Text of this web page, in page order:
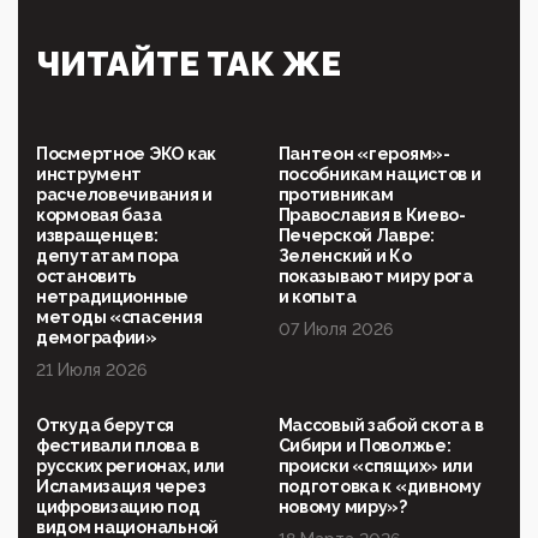
Симулякр патриотизма и благолепия:
профилактика негатива среди молодежи снова
120 лет парламентаризма: как институт
народовластия превратился в «чего изволите» для
Правительства и АП
06:29, 15 Апреля 2026
Социальный фонд России – пионер жесткого
внедрения цифроконцлагеря: работников СФР по
всей стране принуждают ставить MAX ID под
угрозой увольнения
10:02, 10 Апреля 2026
Президент РАН Красников о том, что родители в
ребенка:"...
09:07, 10 Апреля 2026
Ачто, так можно было?Стоило России хоть капельку
показать зубы, отправивроссийский фрегат
Адмир...
ЧИТАЙТЕ ТАК ЖЕ
Посмертное ЭКО как
инструмент
расчеловечивания и
кормовая база
извращенцев:
депутатам пора
остановить
нетрадиционные
методы «спасения
демографии»
21 Июля 2026
Пантеон «героям»-
пособникам нацистов и
противникам
Православия в Киево-
Печерской Лавре:
Зеленский и Ко
показывают миру рога
и копыта
07 Июля 2026
Откуда берутся
фестивали плова в
русских регионах, или
Исламизация через
цифровизацию под
видом национальной
Массовый забой скота в
Сибири и Поволжье:
происки «спящих» или
подготовка к «дивному
новому миру»?